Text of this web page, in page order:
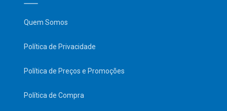
Quem Somos
Política de Privacidade
Política de Preços e Promoções
Política de Compra